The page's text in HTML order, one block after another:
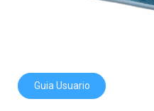
Guia Usuario